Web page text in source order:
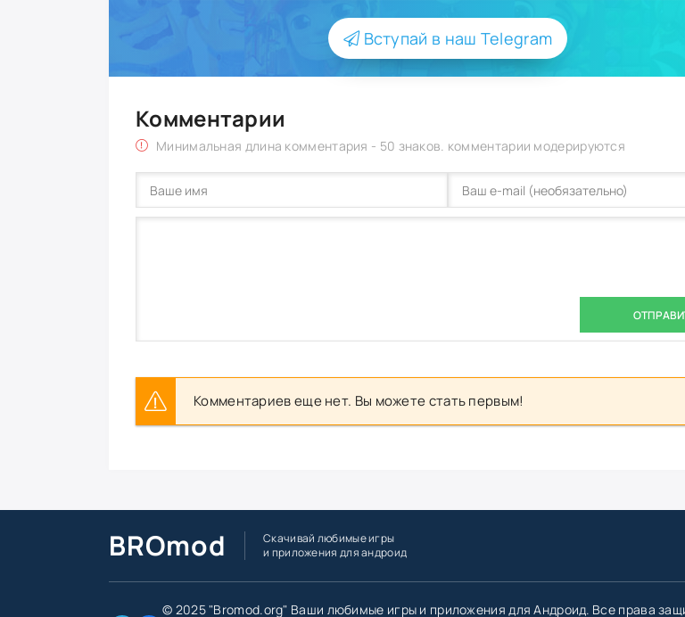
Вступай в наш Telegram
Комментарии
Минимальная длина комментария - 50 знаков. комментарии модерируются
Комментариев еще нет. Вы можете стать первым!
BROmod
Скачивай любимые игры
и приложения для андроид
© 2025 "Bromod.org" Ваши любимые игры и приложения для Андроид. Все права